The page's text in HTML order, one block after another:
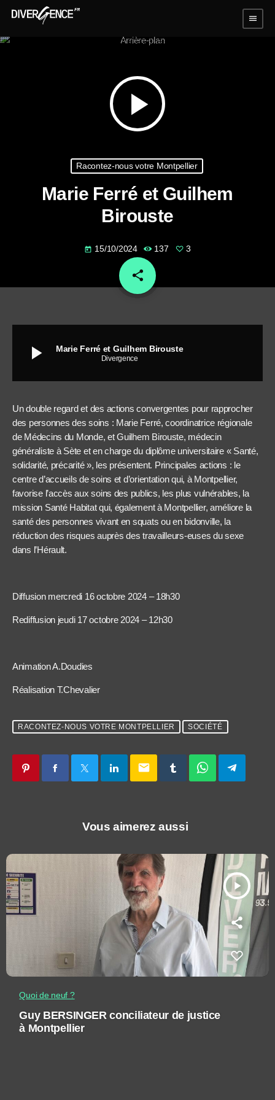
menu
play_arrow
Racontez-nous votre Montpellier
Marie Ferré et Guilhem
Birouste
today 15/10/2024 137 3
share
email
play_arrow Marie Ferré et Guilhem Birouste
Divergence
Un double regard et des actions convergentes pour rapprocher
des personnes des soins : Marie Ferré, coordinatrice régionale
de Médecins du Monde, et Guilhem Birouste, médecin
généraliste à Sète et en charge du diplôme universitaire « Santé,
solidarité, précarité », les présentent. Principales actions : le
centre d’accueils de soins et d’orientation qui, à Montpellier,
favorise l’accès aux soins des publics, les plus vulnérables, la
mission Santé Habitat qui, également à Montpellier, améliore la
santé des personnes vivant en squats ou en bidonville, la
réduction des risques auprès des travailleurs-euses du sexe
dans l’Hérault.
Diffusion mercredi 16 octobre 2024 – 18h30
Rediffusion jeudi 17 octobre 2024 – 12h30
Animation A.Doudies
Réalisation T.Chevalier
RACONTEZ-NOUS VOTRE MONTPELLIER SOCIÉTÉ
email
Vous aimerez aussi
play_arrow
Quoi de neuf ?
Guy BERSINGER conciliateur de justice
à Montpellier